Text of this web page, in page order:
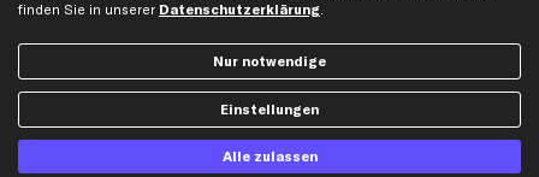
keine Herkunftsbezeichnungen. Die Nennung von Namen, Warenzeichen oder
Markennamen erfolgt nur zu Zwecken der Zuordnung unserer Artikel. Die Angaben
von diesen in Rechnungen an Fahrzeugbesitzer sind nicht statthaft. Die Ware bleibt
bis zur Bezahlung unser Eigentum.
Die hier dargestellten Daten, insbesondere die gesamte Datenbank, dürfen nicht
vervielfältigt werden. Die Vervielfältigung und Verbreitung der Daten und der
finden Sie in unserer Datenschutzerklärung.
Nur notwendige
Einstellungen
Alle zulassen